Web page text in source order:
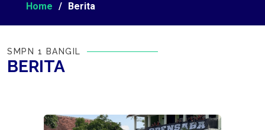
Home Berita
SMPN 1 BANGIL
BERITA